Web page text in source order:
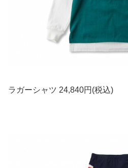
ラガーシャツ 24,840円(税込)